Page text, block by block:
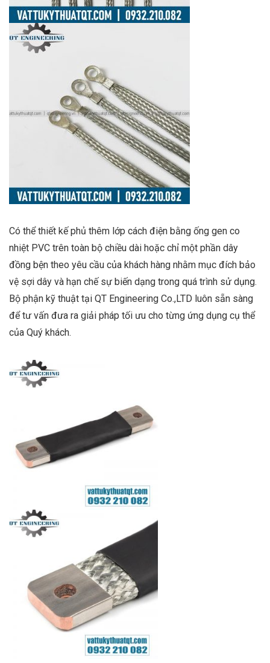
Có thể thiết kế phủ thêm lớp cách điện bằng ống gen co
nhiệt PVC trên toàn bộ chiều dài hoặc chỉ một phần dây
đồng bện theo yêu cầu của khách hàng nhằm mục đích bảo
vệ sợi dây và hạn chế sự biến dạng trong quá trình sử dụng.
Bộ phận kỹ thuật tại QT Engineering Co.,LTD luôn sẵn sàng
để tư vấn đưa ra giải pháp tối ưu cho từng ứng dụng cụ thể
của Quý khách.